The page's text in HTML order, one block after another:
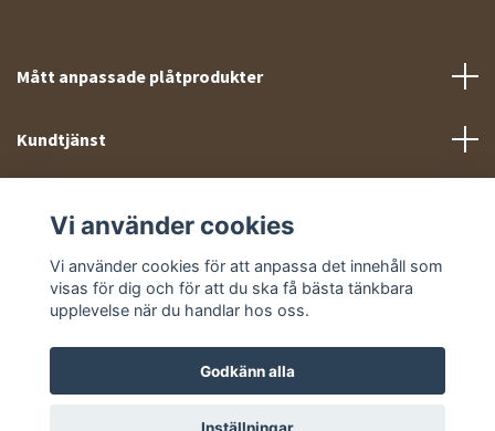
Mått anpassade plåtprodukter
Kundtjänst
Sociala medier
© 2026 Takprofiler.se
Vi använder cookies
Vi använder cookies för att anpassa det innehåll som
visas för dig och för att du ska få bästa tänkbara
upplevelse när du handlar hos oss.
Godkänn alla